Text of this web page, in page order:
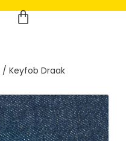
/ Keyfob Draak